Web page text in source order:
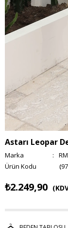
Astarı Leopar
Marka :
₺2.249,90